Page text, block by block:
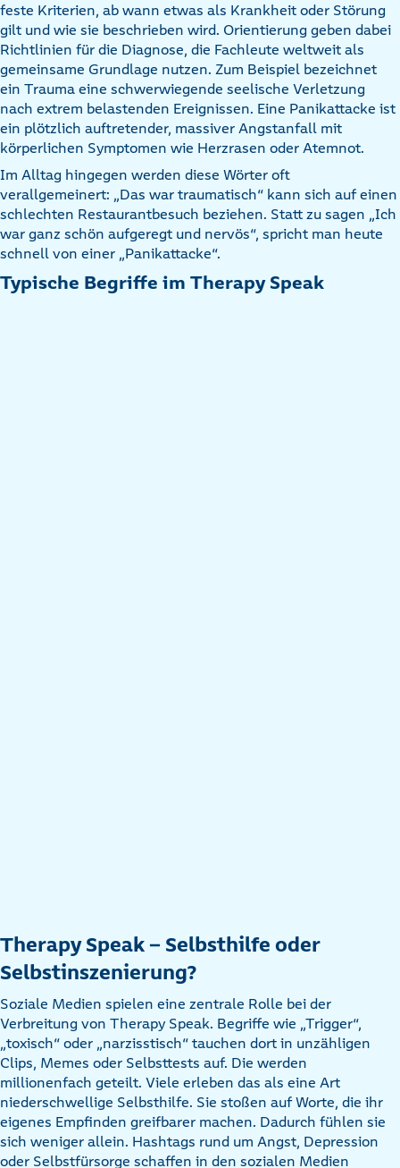
feste Kriterien, ab wann etwas als Krankheit oder Störung
gilt und wie sie beschrieben wird. Orientierung geben dabei
Richtlinien für die Diagnose, die Fachleute weltweit als
gemeinsame Grundlage nutzen. Zum Beispiel bezeichnet
ein Trauma eine schwerwiegende seelische Verletzung
nach extrem belastenden Ereignissen. Eine Panikattacke ist
ein plötzlich auftretender, massiver Angstanfall mit
körperlichen Symptomen wie Herzrasen oder Atemnot.
Im Alltag hingegen werden diese Wörter oft
verallgemeinert: „Das war traumatisch“ kann sich auf einen
schlechten Restaurantbesuch beziehen. Statt zu sagen „Ich
war ganz schön aufgeregt und nervös“, spricht man heute
schnell von einer „Panikattacke“.
Typische Begriffe im Therapy Speak
Therapy Speak – Selbsthilfe oder
Selbstinszenierung?
Soziale Medien spielen eine zentrale Rolle bei der
Verbreitung von Therapy Speak. Begriffe wie „Trigger“,
„toxisch“ oder „narzisstisch“ tauchen dort in unzähligen
Clips, Memes oder Selbsttests auf. Die werden
millionenfach geteilt. Viele erleben das als eine Art
niederschwellige Selbsthilfe. Sie stoßen auf Worte, die ihr
eigenes Empfinden greifbarer machen. Dadurch fühlen sie
sich weniger allein. Hashtags rund um Angst, Depression
oder Selbstfürsorge schaffen in den sozialen Medien